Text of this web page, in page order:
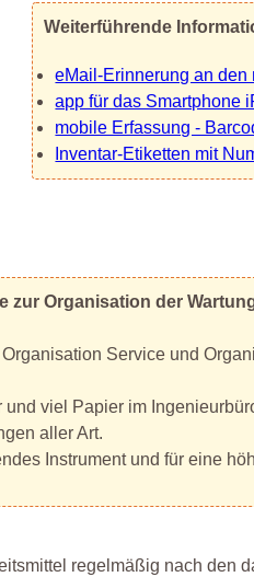
Weiterführende
eMail-Erinnerung an den
app für das Smartphone
mobile Erfassung -
Inventar-Etiketten mit
zur Organisation der
Service und
viel Papier im
aller Art.
Instrument und für eine
regelmäßig nach den